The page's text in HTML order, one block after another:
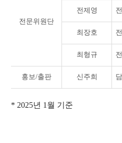
전문위원단
전제영
최장호
최형규
홍보/출판 신주희
* 2025년 1월 기준